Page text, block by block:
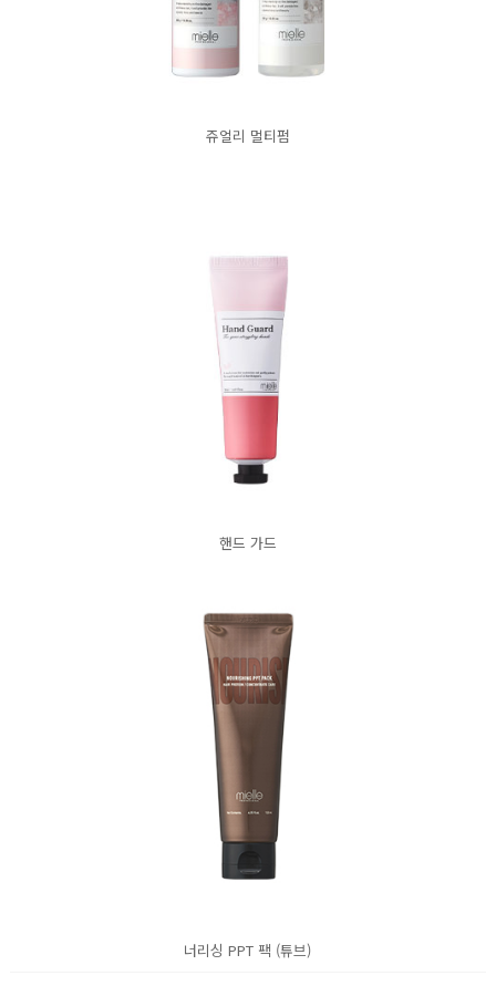
쥬얼리 멀티펌
핸드 가드
너리싱 PPT 팩 (튜브)